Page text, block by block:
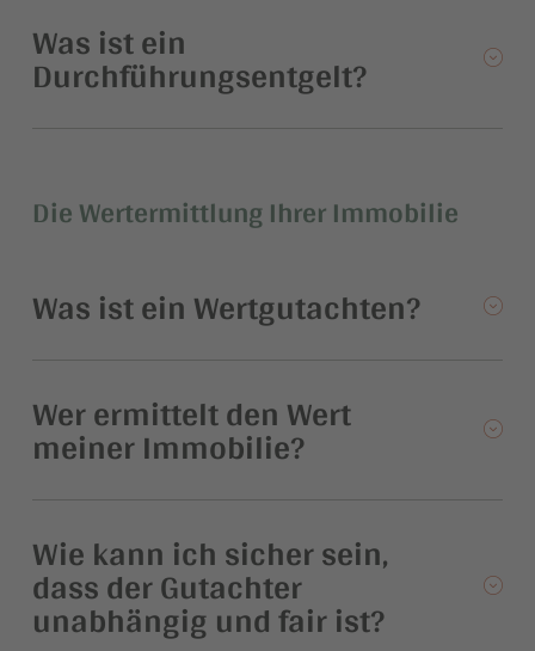
Was ist ein
Durchführungsentgelt?
Die Wertermittlung Ihrer Immobilie
Was ist ein Wertgutachten?
Wer ermittelt den Wert
meiner Immobilie?
Wie kann ich sicher sein,
dass der Gutachter
unabhängig und fair ist?